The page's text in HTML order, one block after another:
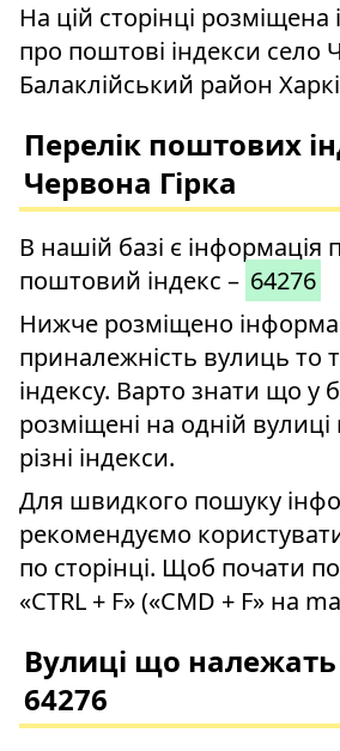
На цій сторінці розміщена
про поштові індекси село
Балаклійський район
Перелік поштових
Червона Гірка
В нашій базі є інформація
поштовий індекс – 64276
Нижче розміщено
приналежність вулиць то
індексу. Варто знати що у
розміщені на одній
різні індекси.
Для швидкого пошуку
рекомендуємо
по сторінці. Щоб почати
«CTRL + F» («CMD + F» на
Вулиці що належать
64276